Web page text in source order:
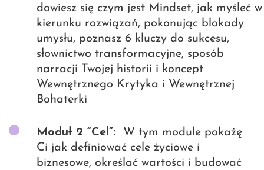
dowiesz się czym jest Mindset, jak myśleć w
kierunku rozwiązań, pokonując blokady
umysłu, poznasz 6 kluczy do sukcesu,
słownictwo transformacyjne, sposób
narracji Twojej historii i koncept
Wewnętrznego Krytyka i Wewnętrznej
Bohaterki
Moduł 2 “Cel”:
W tym module pokażę
Ci jak definiować cele życiowe i
biznesowe, określać wartości i budować